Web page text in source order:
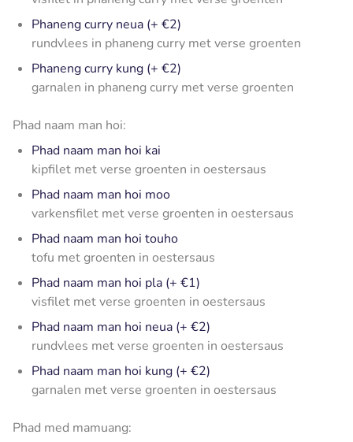
Phaneng curry neua (+ €2)
rundvlees in phaneng curry met verse groenten
Phaneng curry kung (+ €2)
garnalen in phaneng curry met verse groenten
Phad naam man hoi:
Phad naam man hoi kai
kipfilet met verse groenten in oestersaus
Phad naam man hoi moo
varkensfilet met verse groenten in oestersaus
Phad naam man hoi touho
tofu met groenten in oestersaus
Phad naam man hoi pla (+ €1)
visfilet met verse groenten in oestersaus
Phad naam man hoi neua (+ €2)
rundvlees met verse groenten in oestersaus
Phad naam man hoi kung (+ €2)
garnalen met verse groenten in oestersaus
Phad med mamuang: